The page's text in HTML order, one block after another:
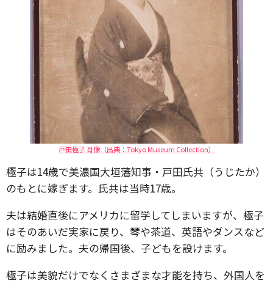
戸田極子 肖像（出典：Tokyo Museum Collection）
極子は14歳で美濃国大垣藩知事・戸田氏共（うじたか）
のもとに嫁ぎます。氏共は当時17歳。
夫は結婚直後にアメリカに留学してしまいますが、極子
はそのあいだ実家に戻り、琴や茶道、英語やダンスなど
に励みました。夫の帰国後、子どもを設けます。
極子は美貌だけでなくさまざまな才能を持ち、外国人を